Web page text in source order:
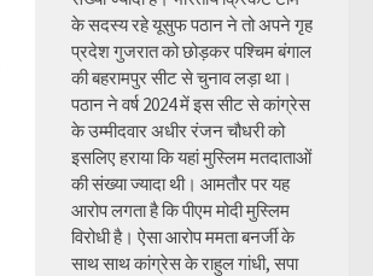
के सदस्य रहे यूसुफ पठान ने तो अपने गृह
प्रदेश गुजरात को छोड़कर पश्चिम बंगाल
की बहरामपुर सीट से चुनाव लड़ा था।
पठान ने वर्ष 2024 में इस सीट से कांग्रेस
के उम्मीदवार अधीर रंजन चौधरी को
इसलिए हराया कि यहां मुस्लिम मतदाताओं
की संख्या ज्यादा थी। आमतौर पर यह
आरोप लगता है कि पीएम मोदी मुस्लिम
विरोधी है। ऐसा आरोप ममता बनर्जी के
साथ साथ कांग्रेस के राहुल गांधी, सपा